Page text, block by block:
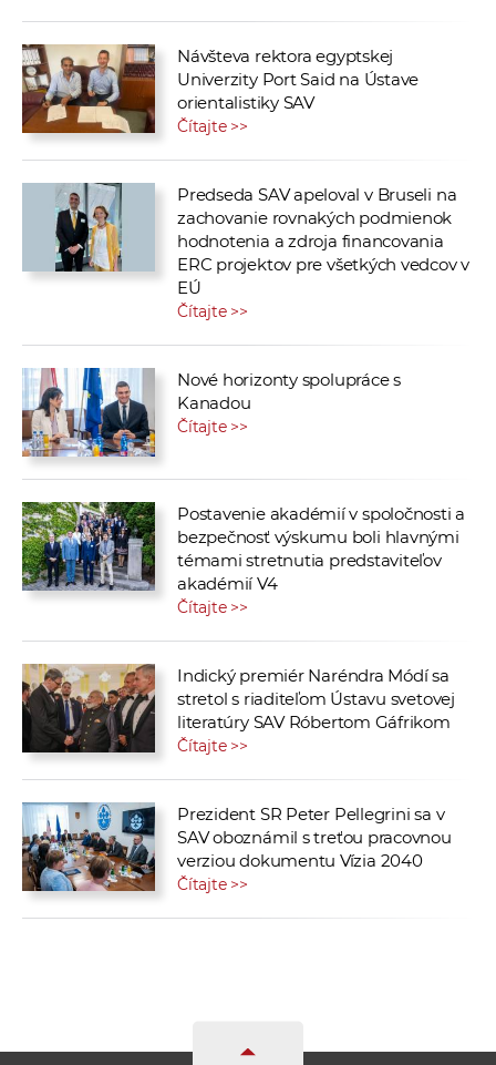
Návšteva rektora egyptskej
Univerzity Port Said na Ústave
orientalistiky SAV
Čítajte >>
Predseda SAV apeloval v Bruseli na
zachovanie rovnakých podmienok
hodnotenia a zdroja financovania
ERC projektov pre všetkých vedcov v
EÚ
Čítajte >>
Nové horizonty spolupráce s
Kanadou
Čítajte >>
Postavenie akadémií v spoločnosti a
bezpečnosť výskumu boli hlavnými
témami stretnutia predstaviteľov
akadémií V4
Čítajte >>
Indický premiér Naréndra Módí sa
stretol s riaditeľom Ústavu svetovej
literatúry SAV Róbertom Gáfrikom
Čítajte >>
Prezident SR Peter Pellegrini sa v
SAV oboznámil s treťou pracovnou
verziou dokumentu Vízia 2040
Čítajte >>